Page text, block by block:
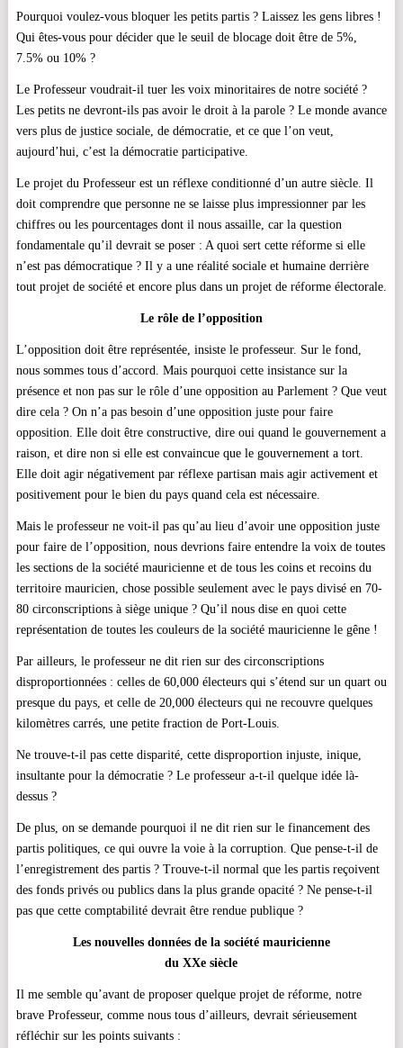
Pourquoi voulez-vous bloquer les petits partis ? Laissez les gens libres !
Qui êtes-vous pour décider que le seuil de blocage doit être de 5%,
7.5% ou 10% ?
Le Professeur voudrait-il tuer les voix minoritaires de notre société ?
Les petits ne devront-ils pas avoir le droit à la parole ? Le monde avance
vers plus de justice sociale, de démocratie, et ce que l’on veut,
aujourd’hui, c’est la démocratie participative.
Le projet du Professeur est un réflexe conditionné d’un autre siècle. Il
doit comprendre que personne ne se laisse plus impressionner par les
chiffres ou les pourcentages dont il nous assaille, car la question
fondamentale qu’il devrait se poser : A quoi sert cette réforme si elle
n’est pas démocratique ? Il y a une réalité sociale et humaine derrière
tout projet de société et encore plus dans un projet de réforme électorale.
Le rôle de l’opposition
L’opposition doit être représentée, insiste le professeur. Sur le fond,
nous sommes tous d’accord. Mais pourquoi cette insistance sur la
présence et non pas sur le rôle d’une opposition au Parlement ? Que veut
dire cela ? On n’a pas besoin d’une opposition juste pour faire
opposition. Elle doit être constructive, dire oui quand le gouvernement a
raison, et dire non si elle est convaincue que le gouvernement a tort.
Elle doit agir négativement par réflexe partisan mais agir activement et
positivement pour le bien du pays quand cela est nécessaire.
Mais le professeur ne voit-il pas qu’au lieu d’avoir une opposition juste
pour faire de l’opposition, nous devrions faire entendre la voix de toutes
les sections de la société mauricienne et de tous les coins et recoins du
territoire mauricien, chose possible seulement avec le pays divisé en 70-
80 circonscriptions à siège unique ? Qu’il nous dise en quoi cette
représentation de toutes les couleurs de la société mauricienne le gêne !
Par ailleurs, le professeur ne dit rien sur des circonscriptions
disproportionnées : celles de 60,000 électeurs qui s’étend sur un quart ou
presque du pays, et celle de 20,000 électeurs qui ne recouvre quelques
kilomètres carrés, une petite fraction de Port-Louis.
Ne trouve-t-il pas cette disparité, cette disproportion injuste, inique,
insultante pour la démocratie ? Le professeur a-t-il quelque idée là-
dessus ?
De plus, on se demande pourquoi il ne dit rien sur le financement des
partis politiques, ce qui ouvre la voie à la corruption. Que pense-t-il de
l’enregistrement des partis ? Trouve-t-il normal que les partis reçoivent
des fonds privés ou publics dans la plus grande opacité ? Ne pense-t-il
pas que cette comptabilité devrait être rendue publique ?
Les nouvelles données de la société mauricienne
du XXe siècle
Il me semble qu’avant de proposer quelque projet de réforme, notre
brave Professeur, comme nous tous d’ailleurs, devrait sérieusement
réfléchir sur les points suivants :